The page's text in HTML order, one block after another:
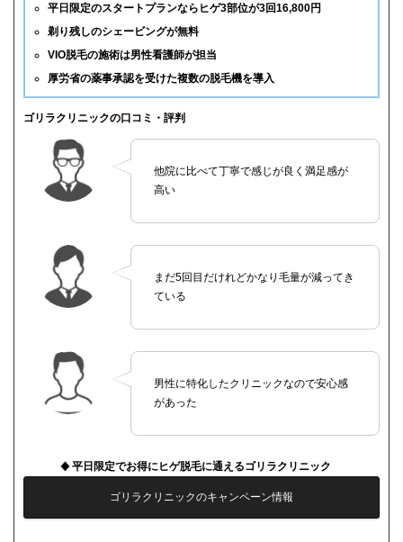
平日限定のスタートプランならヒゲ3部位が3回16,800円
剃り残しのシェービングが無料
VIO脱毛の施術は男性看護師が担当
厚労省の薬事承認を受けた複数の脱毛機を導入
ゴリラクリニックの口コミ・評判
他院に比べて丁寧で感じが良く満足感が
高い
まだ5回目だけれどかなり毛量が減ってき
ている
男性に特化したクリニックなので安心感
があった
平日限定でお得にヒゲ脱毛に通えるゴリラクリニック
ゴリラクリニックのキャンペーン情報